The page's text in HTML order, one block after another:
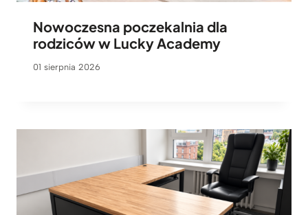
Nowoczesna poczekalnia dla
rodziców w Lucky Academy
01 sierpnia 2026